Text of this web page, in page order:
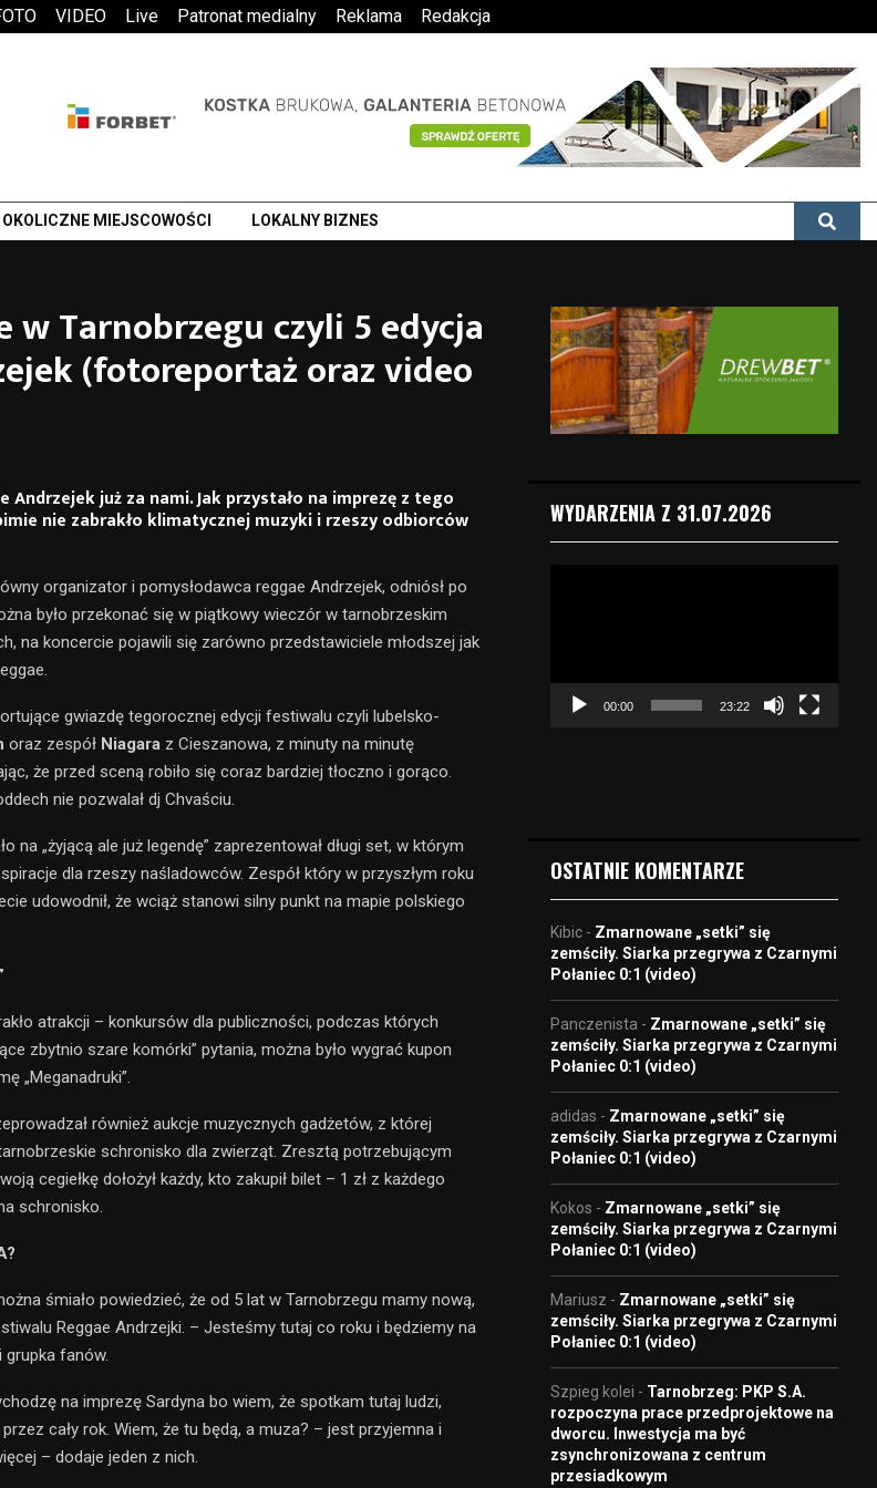
VIDEO Live Patronat medialny Reklama Redakcja
OKOLICZNE MIEJSCOWOŚCI LOKALNY BIZNES
w Tarnobrzegu czyli 5 edycja
(fotoreportaż oraz video
Andrzejek już za nami. Jak przystało na imprezę z tego
nie zabrakło klimatycznej muzyki i rzeszy odbiorców
organizator i pomysłodawca reggae Andrzejek, odniósł po
było przekonać się w piątkowy wieczór w tarnobrzeskim
na koncercie pojawili się zarówno przedstawiciele młodszej jak
gwiazdę tegorocznej edycji festiwalu czyli lubelsko-
oraz zespół Niagara z Cieszanowa, z minuty na minutę
że przed sceną robiło się coraz bardziej tłoczno i gorąco.
nie pozwalał dj Chvaściu.
na „żyjącą ale już legendę” zaprezentował długi set, w którym
dla rzeszy naśladowców. Zespół który w przyszłym roku
udowodnił, że wciąż stanowi silny punkt na mapie polskiego
atrakcji – konkursów dla publiczności, podczas których
zbytnio szare komórki” pytania, można było wygrać kupon
„Meganadruki”.
również aukcje muzycznych gadżetów, z której
schronisko dla zwierząt. Zresztą potrzebującym
cegiełkę dołożył każdy, kto zakupił bilet – 1 zł z każdego
schronisko.
śmiało powiedzieć, że od 5 lat w Tarnobrzegu mamy nową,
Reggae Andrzejki. – Jesteśmy tutaj co roku i będziemy na
fanów.
na imprezę Sardyna bo wiem, że spotkam tutaj ludzi,
cały rok. Wiem, że tu będą, a muza? – jest przyjemna i
– dodaje jeden z nich.
WYDARZENIA Z 31.07.2026
e
o
00:00 23:22
OSTATNIE KOMENTARZE
Kibic - Zmarnowane „setki” się
zemściły. Siarka przegrywa z Czarnymi
Połaniec 0:1 (video)
Panczenista - Zmarnowane „setki” się
zemściły. Siarka przegrywa z Czarnymi
Połaniec 0:1 (video)
adidas - Zmarnowane „setki” się
zemściły. Siarka przegrywa z Czarnymi
Połaniec 0:1 (video)
Kokos - Zmarnowane „setki” się
zemściły. Siarka przegrywa z Czarnymi
Połaniec 0:1 (video)
Mariusz - Zmarnowane „setki” się
zemściły. Siarka przegrywa z Czarnymi
Połaniec 0:1 (video)
Szpieg kolei - Tarnobrzeg: PKP S.A.
rozpoczyna prace przedprojektowe na
dworcu. Inwestycja ma być
zsynchronizowana z centrum
przesiadkowym